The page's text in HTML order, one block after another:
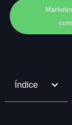
Índice